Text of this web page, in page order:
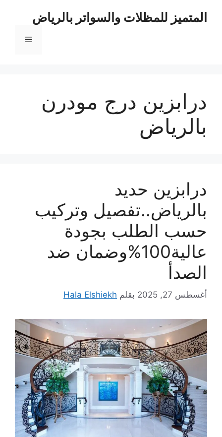
المتميز للمظلات والسواتر بالرياض
القائمة
درابزين درج مودرن
بالرياض
درابزين حديد
بالرياض..تفصيل وتركيب
حسب الطلب بجودة
عالية100%وضمان ضد
الصدأ
أغسطس 27, 2025 بقلم Hala Elshiekh